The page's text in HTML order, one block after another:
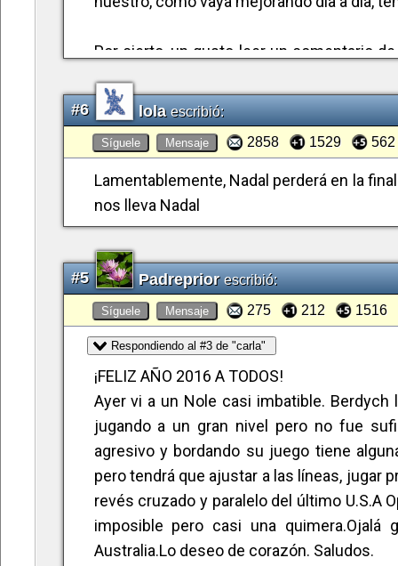
Por cierto, un gusto leer un comentario
su ingenio, y no sólo él, sino muchos
yo del tenis, y otros, que tienen prohibido
reactivemos esta querida página, yo
Saludos :)
#6 lolaescribió:
Síguele Mensaje 2858 1529 562
Lamentablemente, Nadal perderá en la
nos lleva Nadal
#5 Padrepriorescribió:
Síguele Mensaje 275 212 1516
Respondiendo al #3 de "carla"
¡FELIZ AÑO 2016 A TODOS!
Ayer vi a un Nole casi imbatible.
jugando a un gran nivel pero no fue
agresivo y bordando su juego tiene
pero tendrá que ajustar a las líneas, jugar
revés cruzado y paralelo del último U.S.A
imposible pero casi una
Australia.Lo deseo de corazón. Saludos.